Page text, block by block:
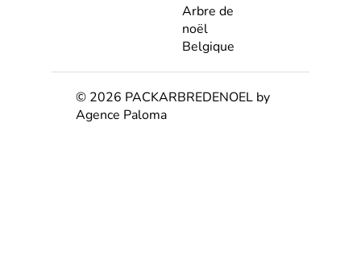
Arbre de
noël
Belgique
© 2026 PACKARBREDENOEL by
Agence Paloma